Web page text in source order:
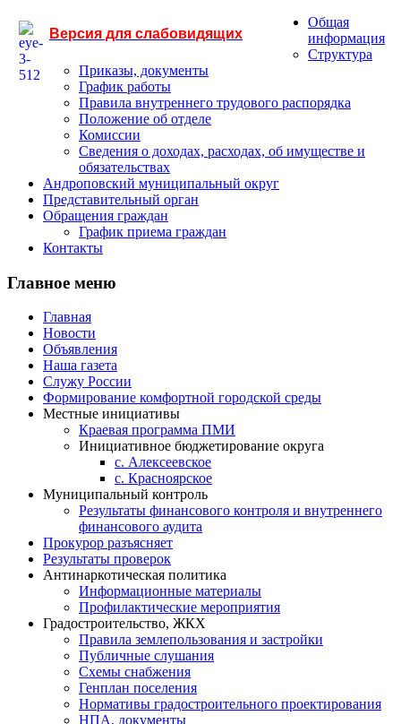
Версия для слабовидящих
Общая
информация
Структура
Приказы, документы
График работы
Правила внутреннего трудового распорядка
Положение об отделе
Комиссии
Сведения о доходах, расходах, об имуществе и
обязательствах
Андроповский муниципальный округ
Представительный орган
Обращения граждан
График приема граждан
Контакты
Главное меню
Главная
Новости
Объявления
Наша газета
Служу России
Формирование комфортной городской среды
Местные инициативы
Краевая программа ПМИ
Инициативное бюджетирование округа
с. Алексеевское
с. Красноярское
Муниципальный контроль
Результаты финансового контроля и внутреннего
финансового аудита
Прокурор разъясняет
Результаты проверок
Антинаркотическая политика
Информационные материалы
Профилактические мероприятия
Градостроительство, ЖКХ
Правила землепользования и застройки
Публичные слушания
Схемы снабжения
Генплан поселения
Нормативы градостроительного проектирования
НПА, документы